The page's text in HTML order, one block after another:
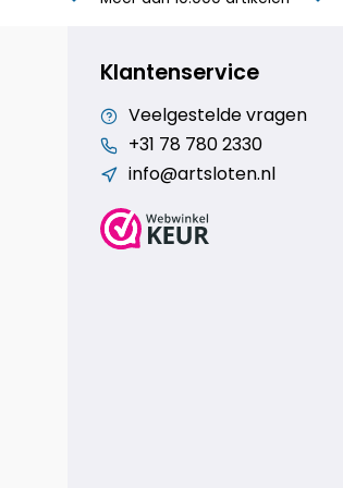
Klantenservice
Veelgestelde vragen
+31 78 780 2330
info@artsloten.nl